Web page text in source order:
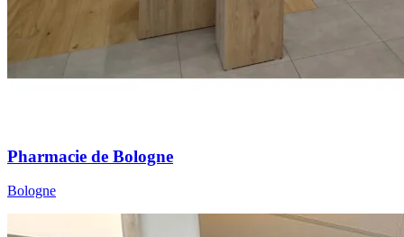
Pharmacie de Bologne
Bologne